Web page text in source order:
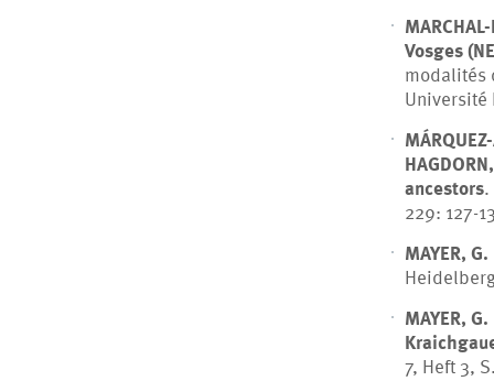
Vosges
modalités
Université
ancestors
229: 127-
MAYER, G.
MAYER, G.
7, Heft 3,